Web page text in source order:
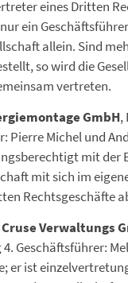
eines Dritten
ein
allein. Sind
so wird die
vertreten.
GmbH,
Pierre Michel und
mit der
mit sich im
Rechtsgeschäfte
Cruse Verwaltungs
Geschäftsführer:
er ist